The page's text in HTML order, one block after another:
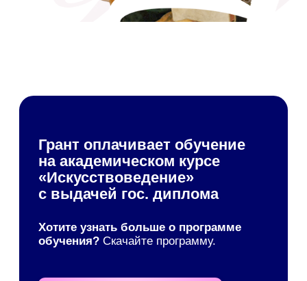
Искусствовед с 20-летним опытом, основатель
Школы Популярного Искусства OP-POP-ART и
галереи Postrigay Gallery, автор четырех книг по
истории искусства.